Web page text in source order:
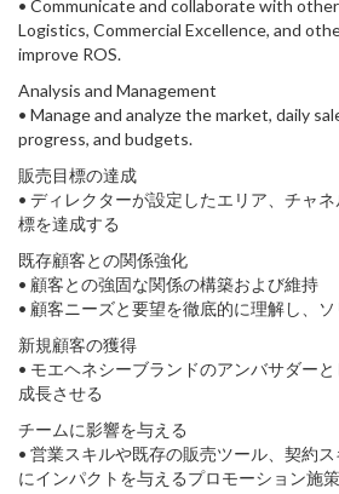
• Communicate and collaborate with
Logistics, Commercial Excellence, and
improve ROS.
Analysis and Management
• Manage and analyze the market, daily
progress, and budgets.
販売目標の達成
• ディレクターが設定したエリア、チャ
標を達成する
既存顧客との関係強化
• 顧客との強固な関係の構築および維持
• 顧客ニーズと要望を徹底的に理解し、
新規顧客の獲得
• モエヘネシーブランドのアンバサダーと
成長させる
チームに影響を与える
• 営業スキルや既存の販売ツール、契約
にインパクトを与えるプロモーション施